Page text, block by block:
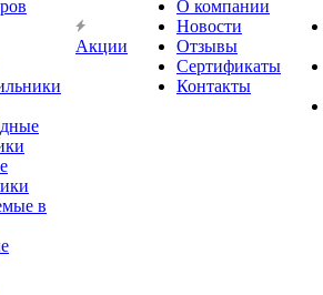
в
Акции
О компании
Новости
Отзывы
Сертификаты
Контакты